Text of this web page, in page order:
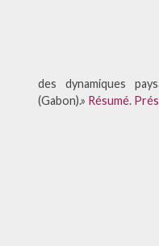
des dynamiques
(Gabon).» Résumé.